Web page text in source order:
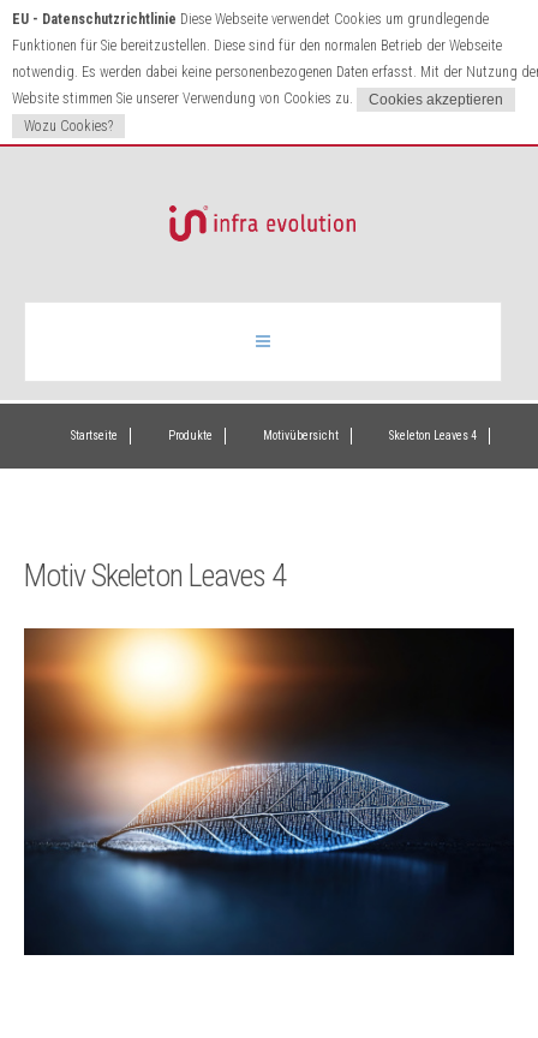
EU - Datenschutzrichtlinie Diese Webseite verwendet Cookies um grundlegende
Funktionen für Sie bereitzustellen. Diese sind für den normalen Betrieb der Webseite
notwendig. Es werden dabei keine personenbezogenen Daten erfasst. Mit der Nutzung
Website stimmen Sie unserer Verwendung von Cookies zu.
Wozu Cookies?
Infrarotheizung
Kontakt
Startseite Produkte Motivübersicht Skeleton Leaves 4
Motiv Skeleton Leaves 4